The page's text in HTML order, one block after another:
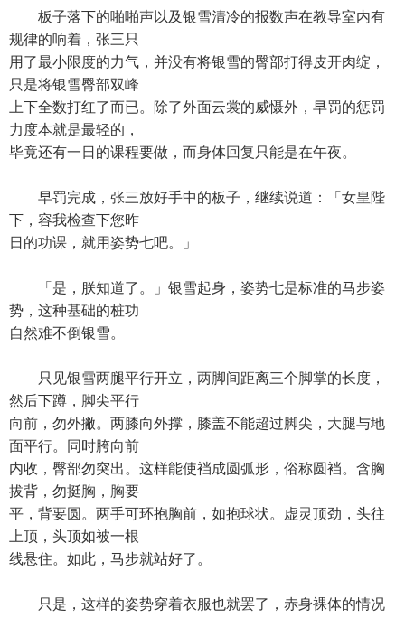
板子落下的啪啪声以及银雪清冷的报数声在教导室内有
规律的响着，张三只
用了最小限度的力气，并没有将银雪的臀部打得皮开肉绽，
只是将银雪臀部双峰
上下全数打红了而已。除了外面云裳的威慑外，早罚的惩罚
力度本就是最轻的，
毕竟还有一日的课程要做，而身体回复只能是在午夜。
早罚完成，张三放好手中的板子，继续说道：「女皇陛
下，容我检查下您昨
日的功课，就用姿势七吧。」
「是，朕知道了。」银雪起身，姿势七是标准的马步姿
势，这种基础的桩功
自然难不倒银雪。
只见银雪两腿平行开立，两脚间距离三个脚掌的长度，
然后下蹲，脚尖平行
向前，勿外撇。两膝向外撑，膝盖不能超过脚尖，大腿与地
面平行。同时胯向前
内收，臀部勿突出。这样能使裆成圆弧形，俗称圆裆。含胸
拔背，勿挺胸，胸要
平，背要圆。两手可环抱胸前，如抱球状。虚灵顶劲，头往
上顶，头顶如被一根
线悬住。如此，马步就站好了。
只是，这样的姿势穿着衣服也就罢了，赤身裸体的情况